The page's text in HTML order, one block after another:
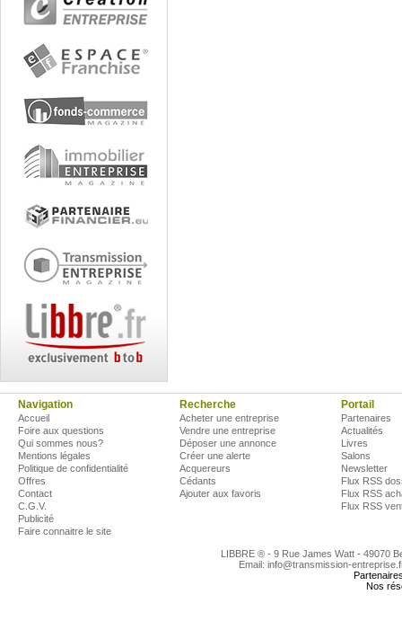
Navigation
Accueil
Foire aux questions
Qui sommes nous?
Mentions légales
Politique de confidentialité
Offres
Contact
C.G.V.
Publicité
Faire connaitre le site
Recherche
Acheter une entreprise
Vendre une entreprise
Déposer une annonce
Créer une alerte
Acquereurs
Cédants
Ajouter aux favoris
Portail
Partenaires
Actualités
Livres
Salons
Newsletter
Flux RSS
Flux RSS
Flux RSS
LIBBRE ® - 9 Rue James Watt - 49070
Email: info@transmission-
Nos